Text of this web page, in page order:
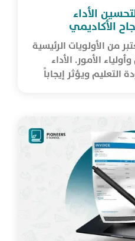
الأداء
الأكاديمي
من الأولويات الرئيسية
الأمور. الأداء
ويؤثر إيجاباً